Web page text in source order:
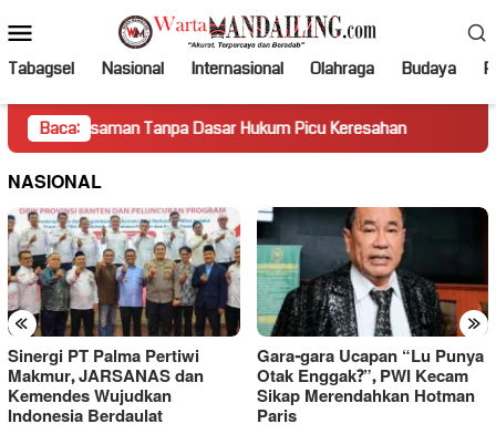
ke
kontenMobile
Tabagsel Nasional Internasional Olahraga Budaya
Baca:Tanpa Dasar Hukum Picu Keresahan Truk Miring
NASIONAL
« »
Sinergi PT Palma Pertiwi
Makmur, JARSANAS dan
Kemendes Wujudkan
Indonesia Berdaulat
Gara-gara Ucapan “Lu Punya
Otak Enggak?”, PWI Kecam
Sikap Merendahkan Hotman
Paris